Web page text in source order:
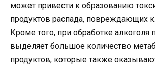
может привести к образованию
продуктов распада, повреждающих
Кроме того, при обработке алкоголя
выделяет большое количество
продуктов, которые также